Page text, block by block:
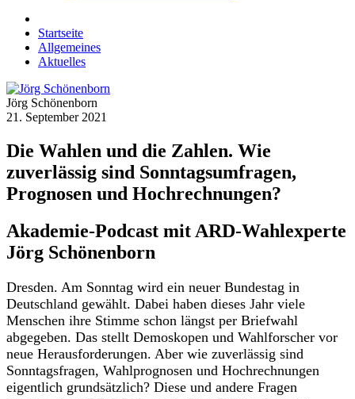
Startseite
Allgemeines
Aktuelles
Jörg Schönenborn
21. September 2021
Die Wahlen und die Zahlen. Wie
zuverlässig sind Sonntagsumfragen,
Prognosen und Hochrechnungen?
Akademie-Podcast mit ARD-Wahlexperte
Jörg Schönenborn
Dresden. Am Sonntag wird ein neuer Bundestag in
Deutschland gewählt. Dabei haben dieses Jahr viele
Menschen ihre Stimme schon längst per Briefwahl
abgegeben. Das stellt Demoskopen und Wahlforscher vor
neue Herausforderungen. Aber wie zuverlässig sind
Sonntagsfragen, Wahlprognosen und Hochrechnungen
eigentlich grundsätzlich? Diese und andere Fragen